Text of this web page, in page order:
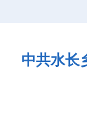
中共水长